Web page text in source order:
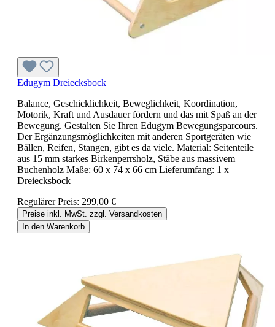
Edugym Dreiecksbock
Balance, Geschicklichkeit, Beweglichkeit, Koordination,
Motorik, Kraft und Ausdauer fördern und das mit Spaß an der
Bewegung. Gestalten Sie Ihren Edugym Bewegungsparcours.
Der Ergänzungsmöglichkeiten mit anderen Sportgeräten wie
Bällen, Reifen, Stangen, gibt es da viele. Material: Seitenteile
aus 15 mm starkes Birkenperrsholz, Stäbe aus massivem
Buchenholz Maße: 60 x 74 x 66 cm Lieferumfang: 1 x
Dreiecksbock
Regulärer Preis: 299,00 €
Preise inkl. MwSt. zzgl. Versandkosten
In den Warenkorb